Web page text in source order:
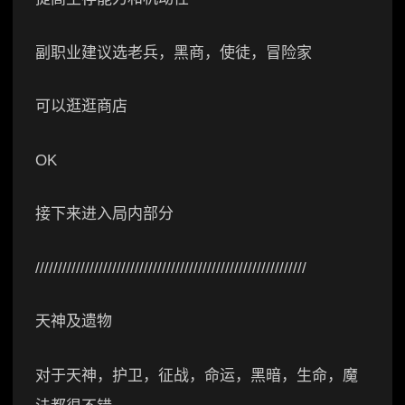
副职业建议选老兵，黑商，使徒，冒险家
可以逛逛商店
OK
接下来进入局内部分
////////////////////////////////////////////////////////////
天神及遗物
对于天神，护卫，征战，命运，黑暗，生命，魔